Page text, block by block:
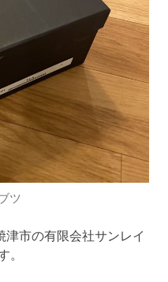
ツ
津市の有限会社サンレイ
。